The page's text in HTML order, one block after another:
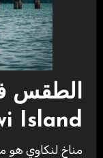
الطقس
Island
مناخ لنكاوي هو